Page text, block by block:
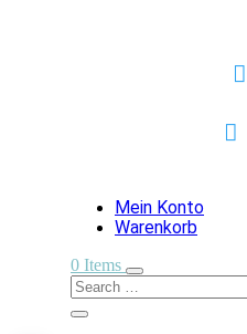


Mein Konto
Warenkorb
0 Items